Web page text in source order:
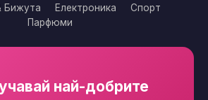
Бижута
Електроника
Спорт
Парфюми
най-добрите